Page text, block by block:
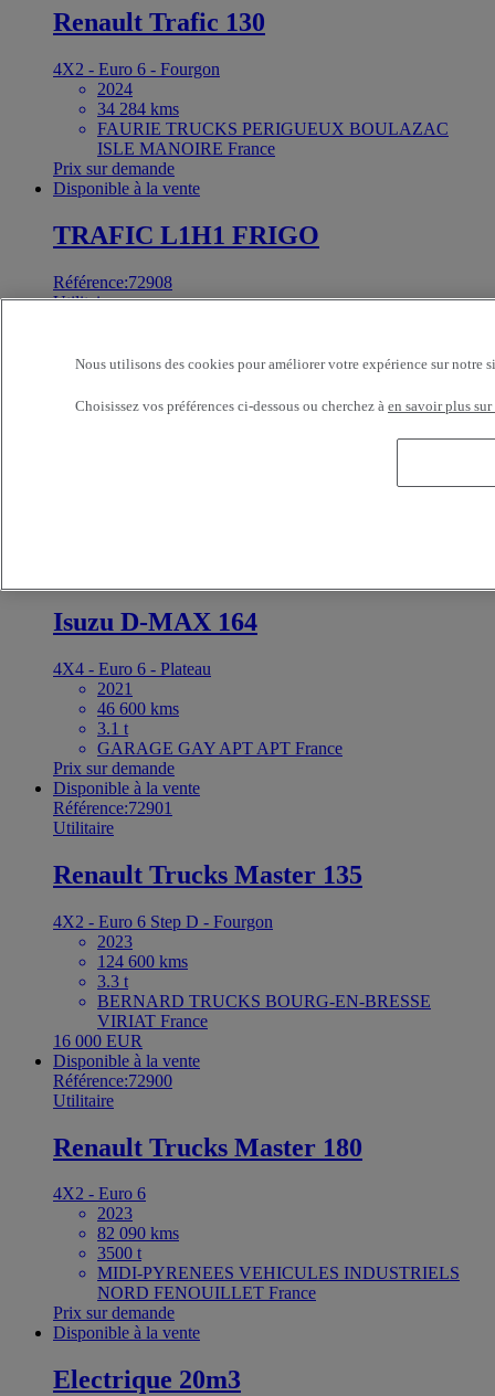
Renault Trafic 130
4X2 - Euro 6 - Fourgon
2024
34 284 kms
FAURIE TRUCKS PERIGUEUX BOULAZAC
ISLE MANOIRE France
Prix sur demande
Disponible à la vente
TRAFIC L1H1 FRIGO
Référence:72908
Utilitaire
2021
Isuzu D-MAX 164
4X4 - Euro 6 - Plateau
2021
46 600 kms
3.1 t
GARAGE GAY APT APT France
Prix sur demande
Disponible à la vente
Référence:72901
Utilitaire
Renault Trucks Master 135
4X2 - Euro 6 Step D - Fourgon
2023
124 600 kms
3.3 t
BERNARD TRUCKS BOURG-EN-BRESSE
VIRIAT France
16 000 EUR
Disponible à la vente
Référence:72900
Utilitaire
Renault Trucks Master 180
4X2 - Euro 6
2023
82 090 kms
3500 t
MIDI-PYRENEES VEHICULES INDUSTRIELS
NORD FENOUILLET France
Prix sur demande
Disponible à la vente
Electrique 20m3
Nous utilisons des cookies pour améliorer votre expérience sur notre
Choisissez vos préférences ci-dessous ou cherchez à en savoir plus